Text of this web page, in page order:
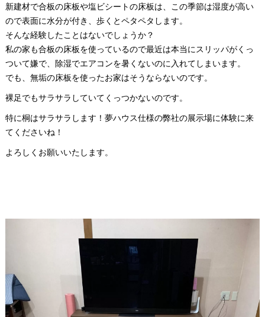
新建材で合板の床板や塩ビシートの床板は、この季節は湿度が高い
ので表面に水分が付き、歩くとペタペタします。
そんな経験したことはないでしょうか？
私の家も合板の床板を使っているので最近は本当にスリッパがくっ
ついて嫌で、除湿でエアコンを暑くないのに入れてしまいます。
でも、無垢の床板を使ったお家はそうならないのです。
裸足でもサラサラしていてくっつかないのです。
特に桐はサラサラします！夢ハウス仕様の弊社の展示場に体験に来
てくださいね！
よろしくお願いいたします。